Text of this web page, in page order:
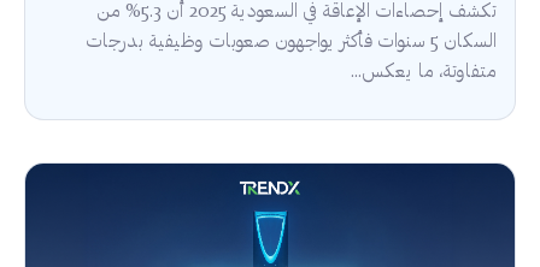
تكشف إحصاءات الإعاقة في السعودية 2025 أن 5.3% من
السكان 5 سنوات فأكثر يواجهون صعوبات وظيفية بدرجات
متفاوتة، ما يعكس...